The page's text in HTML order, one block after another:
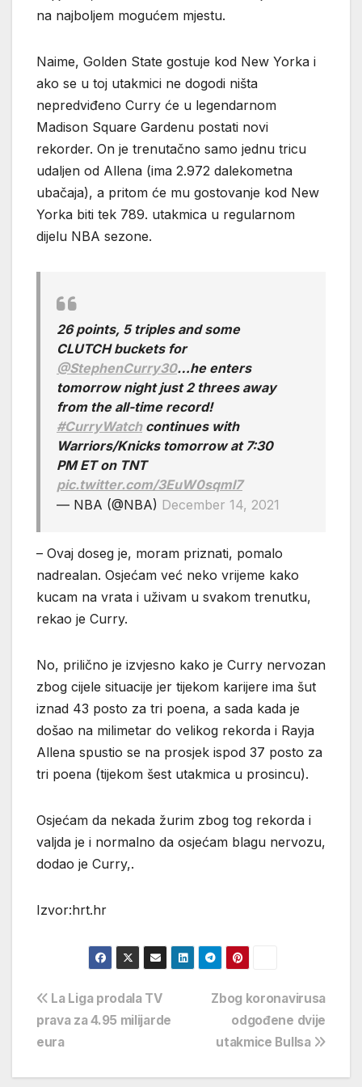
na najboljem mogućem mjestu.
Naime, Golden State gostuje kod New Yorka i
ako se u toj utakmici ne dogodi ništa
nepredviđeno Curry će u legendarnom
Madison Square Gardenu postati novi
rekorder. On je trenutačno samo jednu tricu
udaljen od Allena (ima 2.972 dalekometna
ubačaja), a pritom će mu gostovanje kod New
Yorka biti tek 789. utakmica u regularnom
dijelu NBA sezone.
26 points, 5 triples and some
CLUTCH buckets for
@StephenCurry30…he enters
tomorrow night just 2 threes away
from the all-time record!
#CurryWatchcontinues with
Warriors/Knicks tomorrow at 7:30
PM ET on TNT
pic.twitter.com/3EuW0sqml7
— NBA (@NBA) December 14, 2021
– Ovaj doseg je, moram priznati, pomalo
nadrealan. Osjećam već neko vrijeme kako
kucam na vrata i uživam u svakom trenutku,
rekao je Curry.
No, prilično je izvjesno kako je Curry nervozan
zbog cijele situacije jer tijekom karijere ima šut
iznad 43 posto za tri poena, a sada kada je
došao na milimetar do velikog rekorda i Rayja
Allena spustio se na prosjek ispod 37 posto za
tri poena (tijekom šest utakmica u prosincu).
Osjećam da nekada žurim zbog tog rekorda i
valjda je i normalno da osjećam blagu nervozu,
dodao je Curry,.
Izvor:hrt.hr
Navigacija
objava
Zbog koronavirusa
odgođene dvije
utakmice Bullsa
La Liga prodala TV
prava za 4.95 milijarde
eura